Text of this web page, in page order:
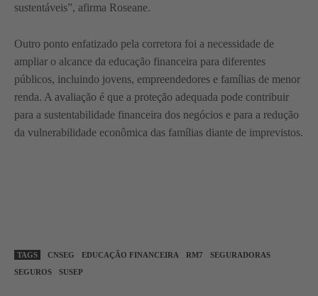
sustentáveis”, afirma Roseane.
Outro ponto enfatizado pela corretora foi a necessidade de
ampliar o alcance da educação financeira para diferentes
públicos, incluindo jovens, empreendedores e famílias de menor
renda. A avaliação é que a proteção adequada pode contribuir
para a sustentabilidade financeira dos negócios e para a redução
da vulnerabilidade econômica das famílias diante de imprevistos.
TAGS CNSEG EDUCAÇÃO FINANCEIRA RM7
SEGURADORAS
SEGUROS
SUSEP